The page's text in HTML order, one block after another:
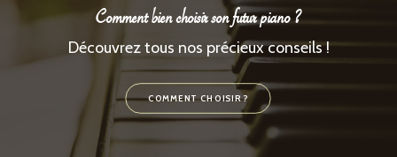
Comment bien choisir son futur piano ?
Découvrez tous nos précieux conseils !
COMMENT CHOISIR ?